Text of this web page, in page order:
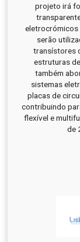
projeto irá
eletrocrómicos
serão
transístores
estruturas de
também
sistemas
placas de
contribuindo
flexível e
de